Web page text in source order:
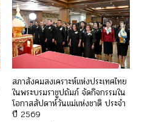
สภาสังคมสงเคราะห์แห่งประเทศไทย
ในพระบรมราชูปถัมภ์ จัดกิจกรรมใน
โอกาสสัปดาห์วันแม่แห่งชาติ ประจำ
ปี 2569